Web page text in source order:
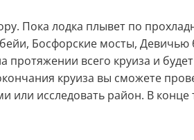
Пока лодка плывет по
Босфорские мосты,
протяжении всего круиза и
круиза вы сможете
или исследовать район. В конце